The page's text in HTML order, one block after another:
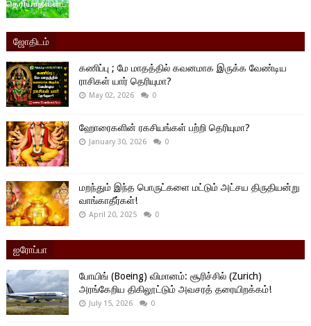
ஜோதிடம்
கணிப்பு ; மே மாதத்தில் கவனமாக இருக்க வேண்டிய
ராசிகள் யார் தெரியுமா?
May 02, 2026 0
ஹோரைகளின் ரகசியங்கள் பற்றி தெரியுமா?
January 30, 2026 0
மறந்தும் இந்த பொருட்களை மட்டும் அட்சய திருதியன்று
வாங்காதீர்கள்!
April 20, 2025 0
ஐரோப்பா
போயிங் (Boeing) விமானம்: சூரிச்சில் (Zurich)
அரங்கேறிய திகிலூட்டும் அவசரத் தரையிறக்கம்!
July 15, 2026 0